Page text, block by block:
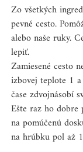
Zo všetkých
pevné cesto.
alebo naše ruky.
lepiť.
Zamiesené cesto
izbovej teplote 1
čase zdvojnásobí
Ešte raz ho dobre
na pomúčenú
na hrúbku pol až